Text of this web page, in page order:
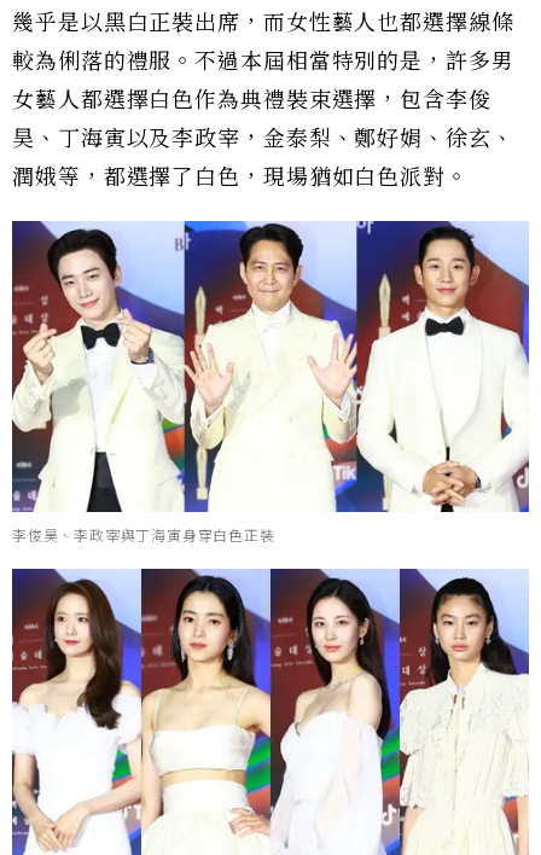
幾乎是以黑白正裝出席，而女性藝人也都選擇線條
較為俐落的禮服。不過本屆相當特別的是，許多男
女藝人都選擇白色作為典禮裝束選擇，包含李俊
昊、丁海寅以及李政宰，金泰梨、鄭好娟、徐玄、
潤娥等，都選擇了白色，現場猶如白色派對。
李俊昊、李政宰與丁海寅身穿白色正裝